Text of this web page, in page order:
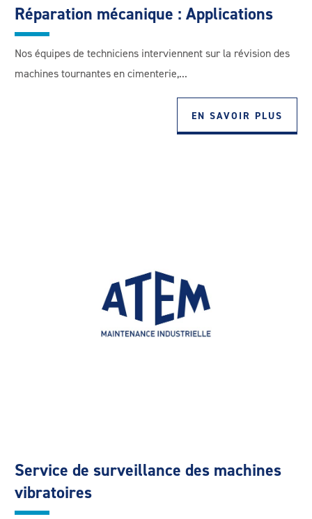
Réparation mécanique : Applications
Nos équipes de techniciens interviennent sur la révision des
machines tournantes en cimenterie,...
EN SAVOIR PLUS
Service de surveillance des machines
vibratoires